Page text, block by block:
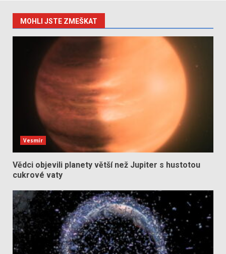
MOHLI JSTE ZMEŠKAT
Vesmír
Vědci objevili planety větší než Jupiter s hustotou
cukrové vaty